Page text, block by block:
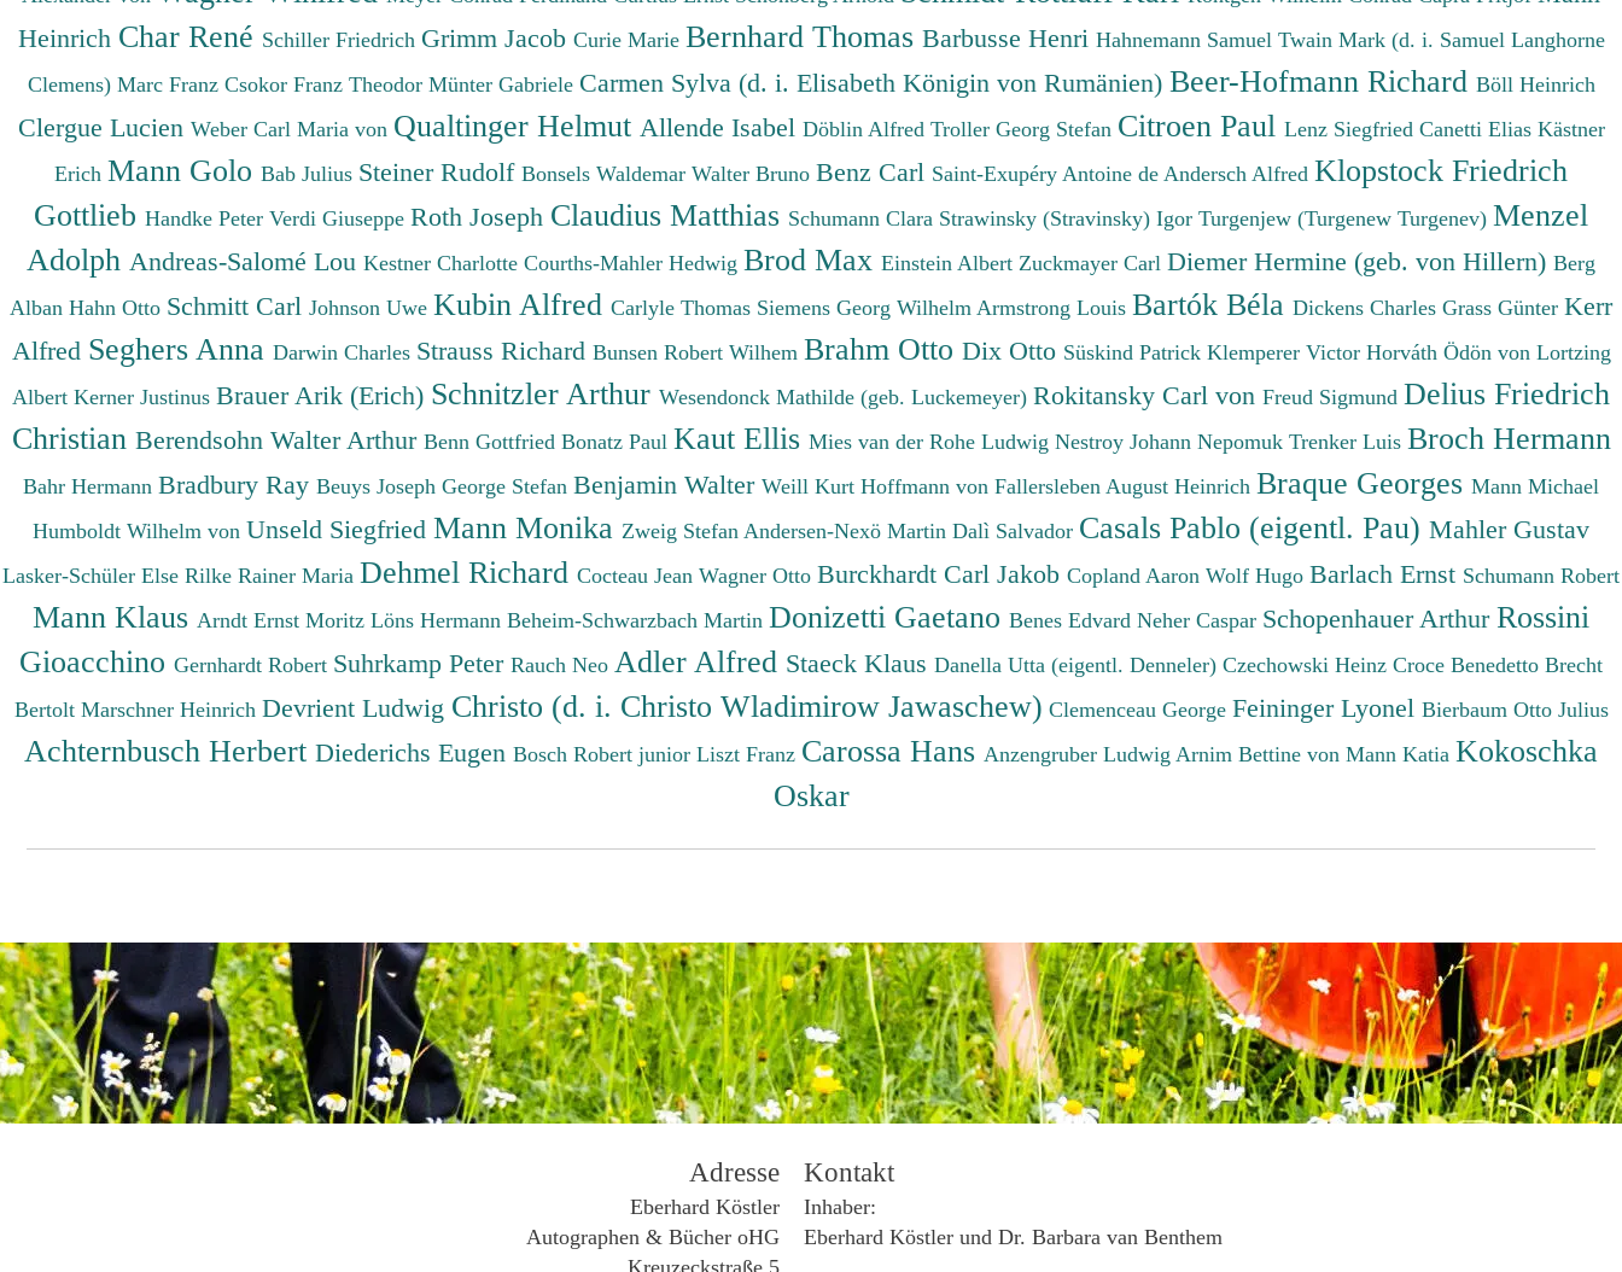
Heinrich Char René Schiller Friedrich Grimm Jacob Curie Marie Bernhard Thomas Barbusse Henri Hahnemann Samuel Twain Mark (d. i. Samuel Langhorne
Clemens) Marc Franz Csokor Franz Theodor Münter Gabriele Carmen Sylva (d. i. Elisabeth Königin von Rumänien) Beer-Hofmann Richard Böll Heinrich
Clergue Lucien Weber Carl Maria von Qualtinger Helmut Allende Isabel Döblin Alfred Troller Georg Stefan Citroen Paul Lenz Siegfried Canetti Elias Kästner
Erich Mann Golo Bab Julius Steiner Rudolf Bonsels Waldemar Walter Bruno Benz Carl Saint-Exupéry Antoine de Andersch Alfred Klopstock Friedrich
Gottlieb Handke Peter Verdi Giuseppe Roth Joseph Claudius Matthias Schumann Clara Strawinsky (Stravinsky) Igor Turgenjew (Turgenew Turgenev) Menzel
Adolph Andreas-Salomé Lou Kestner Charlotte Courths-Mahler Hedwig Brod Max Einstein Albert Zuckmayer Carl Diemer Hermine (geb. von Hillern) Berg
Alban Hahn Otto Schmitt Carl Johnson Uwe Kubin Alfred Carlyle Thomas Siemens Georg Wilhelm Armstrong Louis Bartók Béla Dickens Charles Grass Günter Kerr
Alfred Seghers Anna Darwin Charles Strauss Richard Bunsen Robert Wilhem Brahm Otto Dix Otto Süskind Patrick Klemperer Victor Horváth Ödön von Lortzing
Albert Kerner Justinus Brauer Arik (Erich) Schnitzler Arthur Wesendonck Mathilde (geb. Luckemeyer) Rokitansky Carl von Freud Sigmund Delius Friedrich
Christian Berendsohn Walter Arthur Benn Gottfried Bonatz Paul Kaut Ellis Mies van der Rohe Ludwig Nestroy Johann Nepomuk Trenker Luis Broch Hermann
Bahr Hermann Bradbury Ray Beuys Joseph George Stefan Benjamin Walter Weill Kurt Hoffmann von Fallersleben August Heinrich Braque Georges Mann Michael
Humboldt Wilhelm von Unseld Siegfried Mann Monika Zweig Stefan Andersen-Nexö Martin Dalì Salvador Casals Pablo (eigentl. Pau) Mahler Gustav
Lasker-Schüler Else Rilke Rainer Maria Dehmel Richard Cocteau Jean Wagner Otto Burckhardt Carl Jakob Copland Aaron Wolf Hugo Barlach Ernst Schumann Robert
Mann Klaus Arndt Ernst Moritz Löns Hermann Beheim-Schwarzbach Martin Donizetti Gaetano Benes Edvard Neher Caspar Schopenhauer Arthur Rossini
Gioacchino Gernhardt Robert Suhrkamp Peter Rauch Neo Adler Alfred Staeck Klaus Danella Utta (eigentl. Denneler) Czechowski Heinz Croce Benedetto Brecht
Bertolt Marschner Heinrich Devrient Ludwig Christo (d. i. Christo Wladimirow Jawaschew) Clemenceau George Feininger Lyonel Bierbaum Otto Julius
Achternbusch Herbert Diederichs Eugen Bosch Robert junior Liszt Franz Carossa Hans Anzengruber Ludwig Arnim Bettine von Mann Katia Kokoschka
Oskar
Adresse
Eberhard Köstler
Autographen & Bücher oHG
Kontakt
Inhaber:
Eberhard Köstler und Dr. Barbara van Benthem